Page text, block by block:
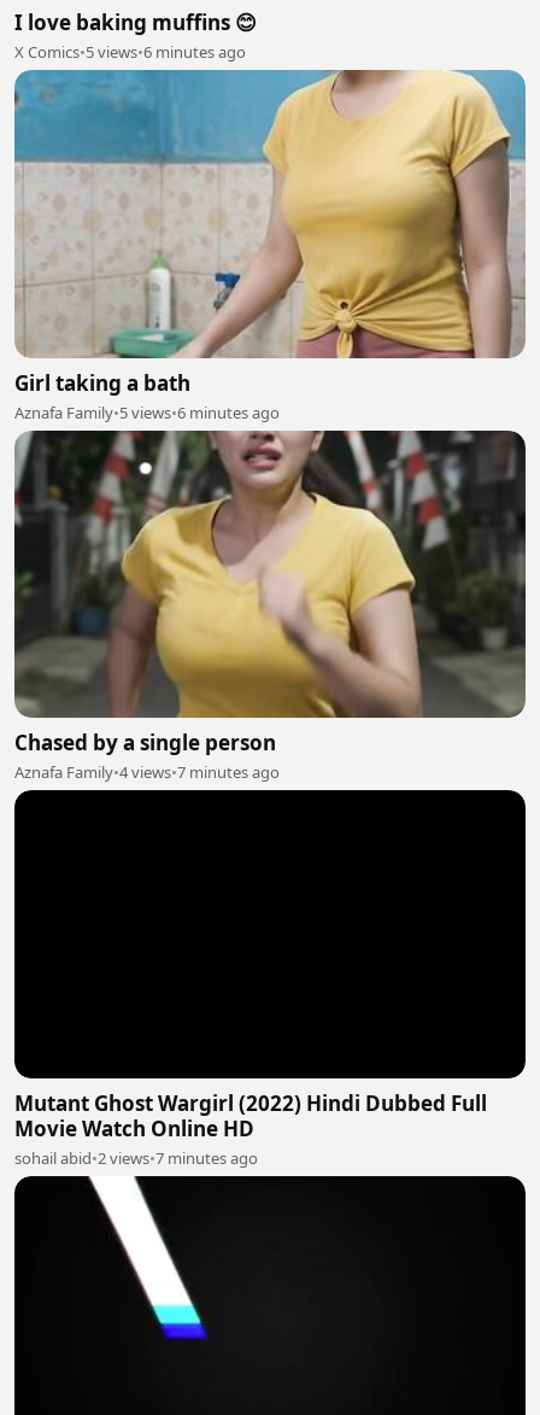
I love baking muffins 😊
X Comics•5 views•6 minutes ago
Girl taking a bath
Aznafa Family•5 views•6 minutes ago
Chased by a single person
Aznafa Family•4 views•7 minutes ago
Mutant Ghost Wargirl (2022) Hindi Dubbed Full
Movie Watch Online HD
sohail abid•2 views•7 minutes ago